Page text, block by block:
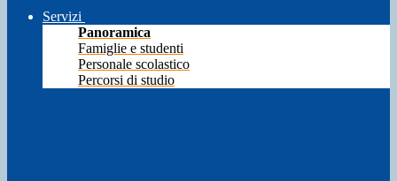
Servizi
Panoramica
Famiglie e studenti
Personale scolastico
Percorsi di studio